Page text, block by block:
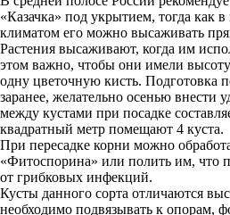
«Казачка» под укрытием, тогда как
климатом его можно высаживать
Растения высаживают, когда им
этом важно, чтобы они имели
одну цветочную кисть. Подготовка
заранее, желательно осенью внести
между кустами при посадке
квадратный метр помещают 4 куста.
При пересадке корни можно
«Фитоспорина» или полить им, что
от грибковых инфекций.
Кусты данного сорта отличаются
необходимо подвязывать к опорам,